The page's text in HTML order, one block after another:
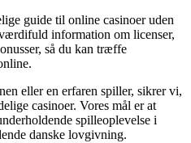
guide til online casinoer uden
information om licenser,
så du kan træffe
eller en erfaren spiller, sikrer vi,
casinoer. Vores mål er at
spilleoplevelse i
danske lovgivning.